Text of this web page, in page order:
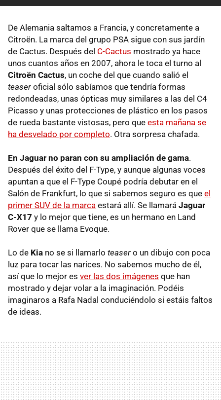
De Alemania saltamos a Francia, y concretamente a
Citroën. La marca del grupo PSA sigue con sus jardín
de Cactus. Después del C-Cactus mostrado ya hace
unos cuantos años en 2007, ahora le toca el turno al
Citroën Cactus, un coche del que cuando salió el
teaser oficial sólo sabíamos que tendría formas
redondeadas, unas ópticas muy similares a las del C4
Picasso y unas protecciones de plástico en los pasos
de rueda bastante vistosas, pero que esta mañana se
ha desvelado por completo. Otra sorpresa chafada.
En Jaguar no paran con su ampliación de gama.
Después del éxito del F-Type, y aunque algunas voces
apuntan a que el F-Type Coupé podría debutar en el
Salón de Frankfurt, lo que si sabemos seguro es que el
primer SUV de la marca estará allí. Se llamará Jaguar
C-X17 y lo mejor que tiene, es un hermano en Land
Rover que se llama Evoque.
Lo de Kia no se si llamarlo teaser o un dibujo con poca
luz para tocar las narices. No sabemos mucho de él,
así que lo mejor es ver las dos imágenes que han
mostrado y dejar volar a la imaginación. Podéis
imaginaros a Rafa Nadal conduciéndolo si estáis faltos
de ideas.